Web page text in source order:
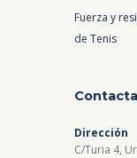
Fuerza y
de Tenis
Dirección
C/Turia 4,